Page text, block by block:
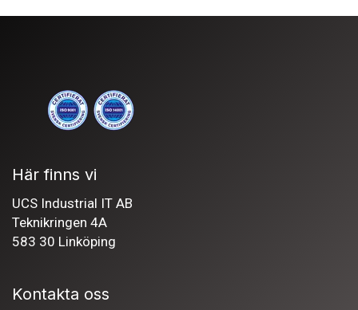
Här finns vi
UCS Industrial IT AB
Teknikringen 4A
583 30 Linköping
Kontakta oss